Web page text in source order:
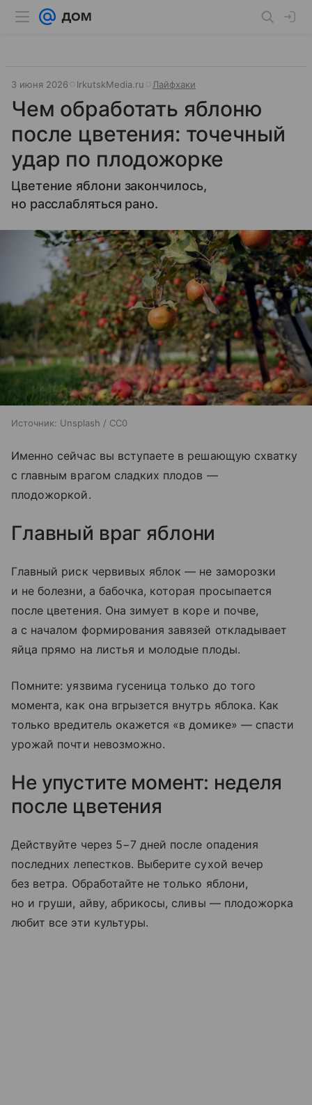
3 июня 2026 IrkutskMedia.ru Лайфхаки
Чем обработать яблоню
после цветения: точечный
удар по плодожорке
Цветение яблони закончилось,
но расслабляться рано.
Источник: Unsplash / CC0
Именно сейчас вы вступаете в решающую схватку
с главным врагом сладких плодов —
плодожоркой.
Главный враг яблони
Главный риск червивых яблок — не заморозки
и не болезни, а бабочка, которая просыпается
после цветения. Она зимует в коре и почве,
а с началом формирования завязей откладывает
яйца прямо на листья и молодые плоды.
Помните: уязвима гусеница только до того
момента, как она вгрызется внутрь яблока. Как
только вредитель окажется «в домике» — спасти
урожай почти невозможно.
Не упустите момент: неделя
после цветения
Действуйте через 5−7 дней после опадения
последних лепестков. Выберите сухой вечер
без ветра. Обработайте не только яблони,
но и груши, айву, абрикосы, сливы — плодожорка
любит все эти культуры.